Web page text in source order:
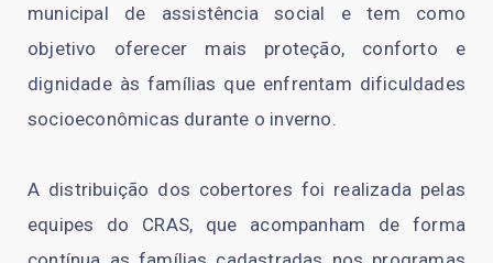
municipal de assistência social e tem como
objetivo oferecer mais proteção, conforto e
dignidade às famílias que enfrentam dificuldades
socioeconômicas durante o inverno.
A distribuição dos cobertores foi realizada pelas
equipes do CRAS, que acompanham de forma